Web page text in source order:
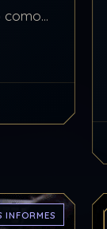
como
INFORMES